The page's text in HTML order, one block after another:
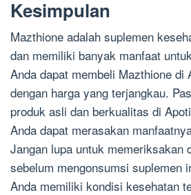
Kesimpulan
Mazthione adalah suplemen
dan memiliki banyak manfaat
Anda dapat membeli Mazthione di
dengan harga yang terjangkau.
produk asli dan berkualitas di
Anda dapat merasakan
Jangan lupa untuk memeriksakan
sebelum mengonsumsi suplemen
Anda memiliki kondisi kesehatan